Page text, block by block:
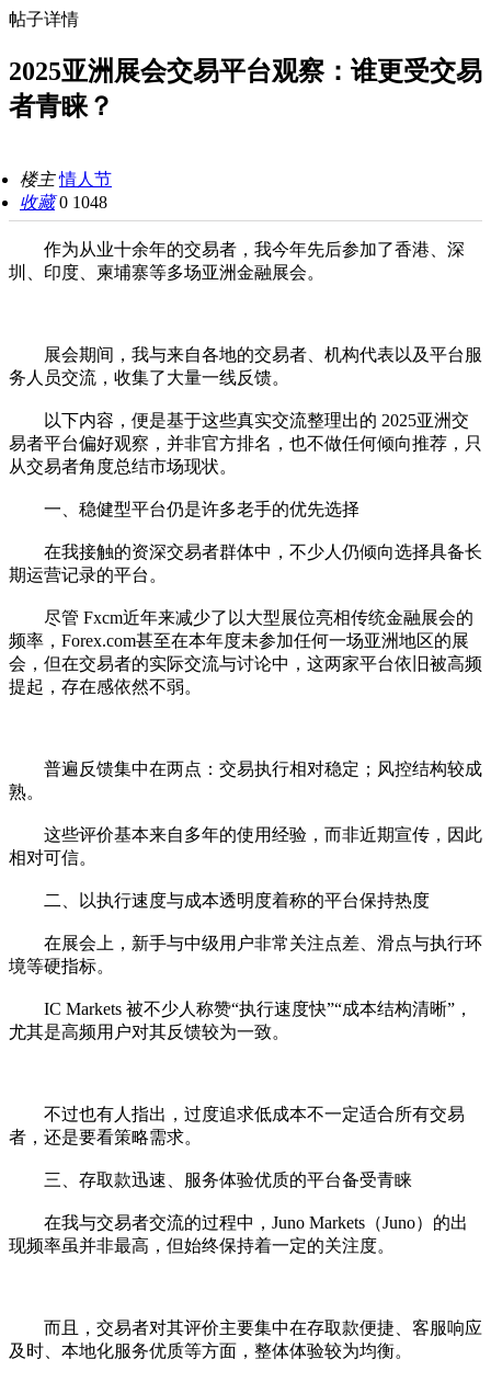
帖子详情
2025亚洲展会交易平台观察：谁更受交易
者青睐？
楼主情人节
收藏 0 1048
作为从业十余年的交易者，我今年先后参加了香港、深
圳、印度、柬埔寨等多场亚洲金融展会。
展会期间，我与来自各地的交易者、机构代表以及平台服
务人员交流，收集了大量一线反馈。
以下内容，便是基于这些真实交流整理出的 2025亚洲交
易者平台偏好观察，并非官方排名，也不做任何倾向推荐，只
从交易者角度总结市场现状。
一、稳健型平台仍是许多老手的优先选择
在我接触的资深交易者群体中，不少人仍倾向选择具备长
期运营记录的平台。
尽管 Fxcm近年来减少了以大型展位亮相传统金融展会的
频率，Forex.com甚至在本年度未参加任何一场亚洲地区的展
会，但在交易者的实际交流与讨论中，这两家平台依旧被高频
提起，存在感依然不弱。
普遍反馈集中在两点：交易执行相对稳定；风控结构较成
熟。
这些评价基本来自多年的使用经验，而非近期宣传，因此
相对可信。
二、以执行速度与成本透明度着称的平台保持热度
在展会上，新手与中级用户非常关注点差、滑点与执行环
境等硬指标。
IC Markets 被不少人称赞“执行速度快”“成本结构清晰”，
尤其是高频用户对其反馈较为一致。
不过也有人指出，过度追求低成本不一定适合所有交易
者，还是要看策略需求。
三、存取款迅速、服务体验优质的平台备受青睐
在我与交易者交流的过程中，Juno Markets（Juno）的出
现频率虽并非最高，但始终保持着一定的关注度。
而且，交易者对其评价主要集中在存取款便捷、客服响应
及时、本地化服务优质等方面，整体体验较为均衡。